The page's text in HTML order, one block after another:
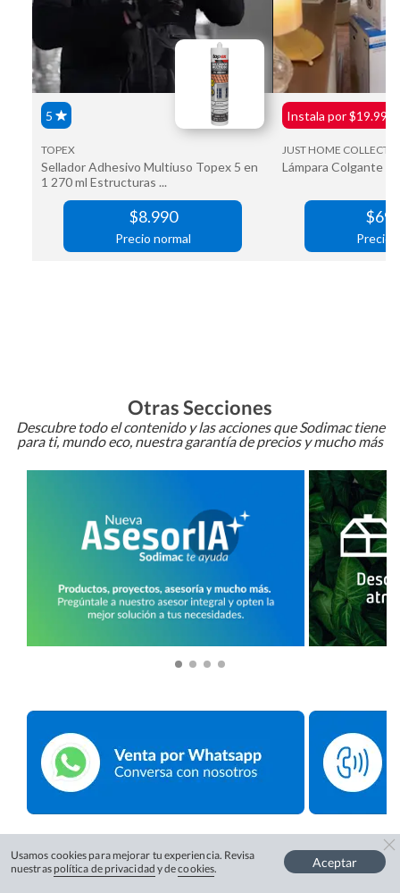
Otras Secciones
Descubre todo el contenido y las acciones que Sodimac tiene
para ti, mundo eco, nuestra garantía de precios y mucho más
Usamos cookies para mejorar tu experiencia. Revisa
nuestras política de privacidad y decookies. Aceptar